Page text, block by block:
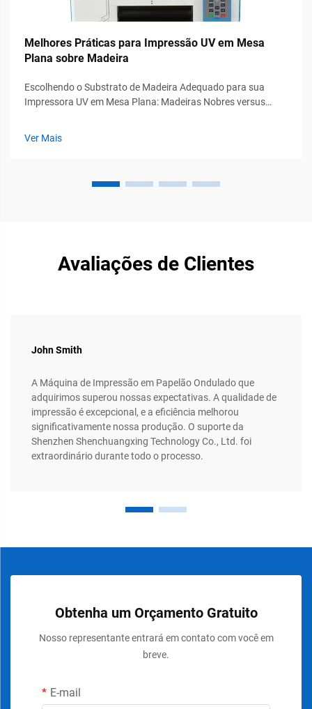
Melhores Práticas para Impressão UV em Mesa
Plana sobre Madeira
Escolhendo o Substrato de Madeira Adequado para sua
Impressora UV em Mesa Plana: Madeiras Nobres versus
Ver Mais
Avaliações de Clientes
John Smith
A Máquina de Impressão em Papelão Ondulado que
adquirimos superou nossas expectativas. A qualidade de
impressão é excepcional, e a eficiência melhorou
significativamente nossa produção. O suporte da
Shenzhen Shenchuangxing Technology Co., Ltd. foi
extraordinário durante todo o processo.
Obtenha um Orçamento Gratuito
Nosso representante entrará em contato com você em
breve.
E-mail